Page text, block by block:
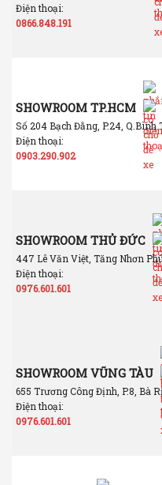
Điện thoại:
0866.848.191
SHOWROOM TP.HCM
Số 204 Bạch Đằng, P.24, Q.Bình
Điện thoại:
0903.290.902
SHOWROOM THỦ ĐỨC
447 Lê Văn Việt, Tăng Nhơn
Điện thoại:
0976.601.601
SHOWROOM VŨNG TÀU
655 Trương Công Định, P.8, Bà
Điện thoại:
0976.601.601